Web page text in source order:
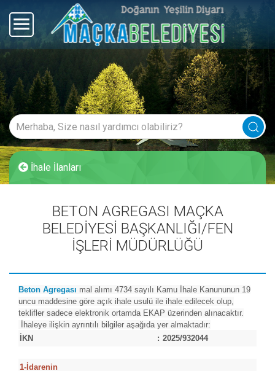
İhale İlanları
BETON AGREGASI MAÇKA
BELEDİYESİ BAŞKANLIĞI/FEN
İŞLERİ MÜDÜRLÜĞÜ
Beton Agregası mal alımı 4734 sayılı Kamu İhale Kanununun 19
uncu maddesine göre açık ihale usulü ile ihale edilecek olup,
teklifler sadece elektronik ortamda EKAP üzerinden alınacaktır.
İhaleye ilişkin ayrıntılı bilgiler aşağıda yer almaktadır:
İKN
: 2025/932044
1-İdarenin